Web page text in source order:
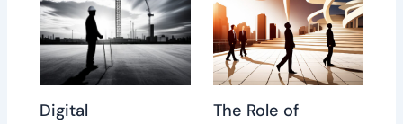
Digital
The Role of